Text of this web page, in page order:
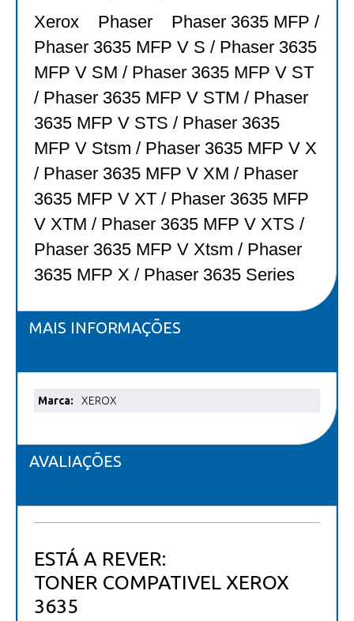
Xerox Phaser Phaser 3635 MFP /
Phaser 3635 MFP V S / Phaser 3635
MFP V SM / Phaser 3635 MFP V ST
/ Phaser 3635 MFP V STM / Phaser
3635 MFP V STS / Phaser 3635
MFP V Stsm / Phaser 3635 MFP V X
/ Phaser 3635 MFP V XM / Phaser
3635 MFP V XT / Phaser 3635 MFP
V XTM / Phaser 3635 MFP V XTS /
Phaser 3635 MFP V Xtsm / Phaser
3635 MFP X / Phaser 3635 Series
MAIS INFORMAÇÕES
Mais
XEROX
AVALIAÇÕES
ESTÁ A REVER:
TONER COMPATIVEL XEROX
3635